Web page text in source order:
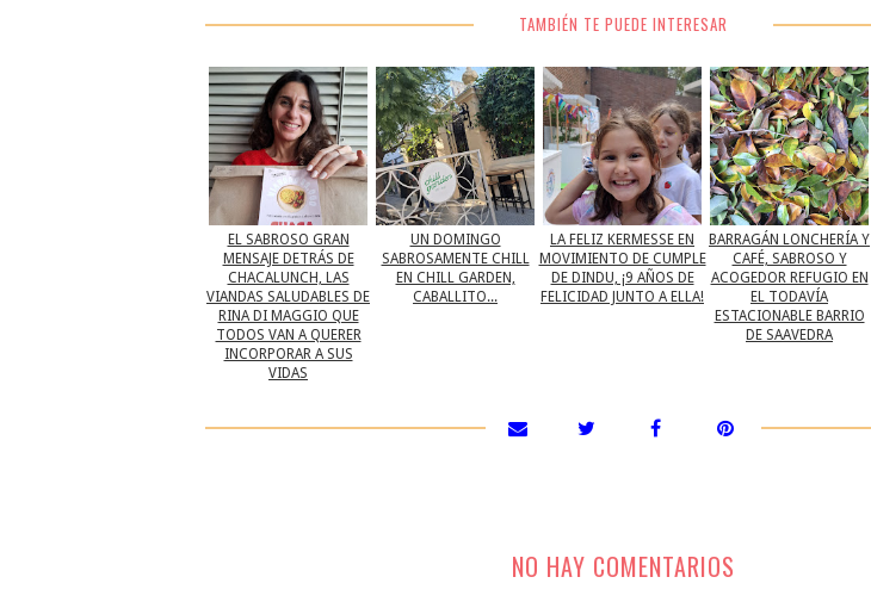
TAMBIÉN TE PUEDE INTERESAR
EL SABROSO GRAN
MENSAJE DETRÁS DE
CHACALUNCH, LAS
VIANDAS SALUDABLES DE
RINA DI MAGGIO QUE
TODOS VAN A QUERER
INCORPORAR A SUS
VIDAS
UN DOMINGO
SABROSAMENTE CHILL
EN CHILL GARDEN,
CABALLITO...
LA FELIZ KERMESSE EN
MOVIMIENTO DE CUMPLE
DE DINDU, ¡9 AÑOS DE
FELICIDAD JUNTO A ELLA!
BARRAGÁN LONCHERÍA Y
CAFÉ, SABROSO Y
ACOGEDOR REFUGIO EN
EL TODAVÍA
ESTACIONABLE BARRIO
DE SAAVEDRA
NO HAY COMENTARIOS